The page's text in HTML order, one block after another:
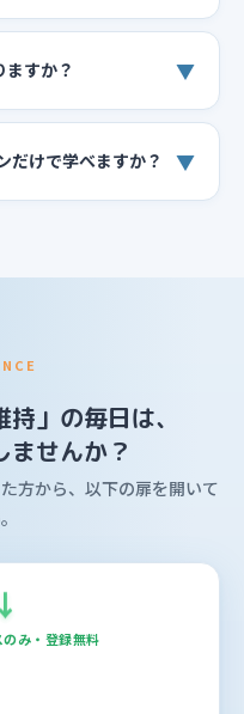
すか？ ▼
だけで学べますか？ ▼
」の毎日は、
ませんか？
方から、以下の扉を開いて
み・登録無料